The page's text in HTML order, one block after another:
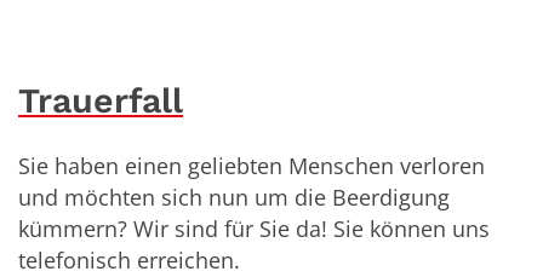
Trauerfall
Sie haben einen geliebten Menschen verloren
und möchten sich nun um die Beerdigung
kümmern? Wir sind für Sie da! Sie können uns
telefonisch erreichen.